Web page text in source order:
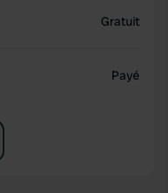
Gratuit
Payé